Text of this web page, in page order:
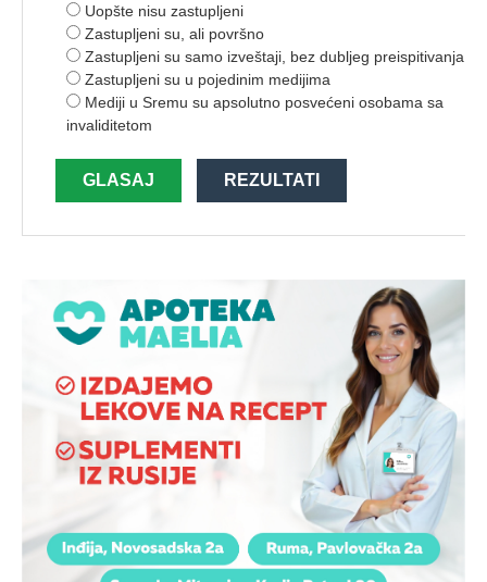
Uopšte nisu zastupljeni
Zastupljeni su, ali površno
Zastupljeni su samo izveštaji, bez dubljeg preispitivanja
Zastupljeni su u pojedinim medijima
Mediji u Sremu su apsolutno posvećeni osobama sa
invaliditetom
GLASAJ REZULTATI